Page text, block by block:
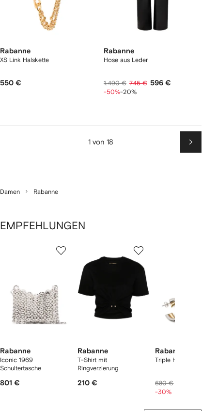
Rabanne
XS Link Halskette
550 €
Rabanne
Hose aus Leder
1.490 € 745 € 596 €
-50%-20%
1 von 18
Weiter
Damen Rabanne
EMPFEHLUNGEN
Rabanne
Iconic 1969
Schultertasche
801 €
Rabanne
T-Shirt mit
Ringverzierung
210 €
Rabanne
Triple Hoop Creolen
680 €
-30%